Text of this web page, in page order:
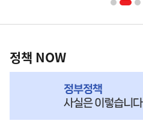
영
책
NOW,
정책 NOW